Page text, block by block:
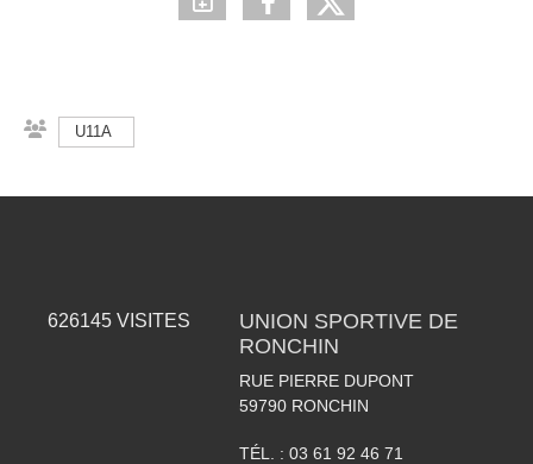
U11A
626145 VISITES
UNION SPORTIVE DE
RONCHIN
RUE PIERRE DUPONT
59790 RONCHIN
TÉL. : 03 61 92 46 71